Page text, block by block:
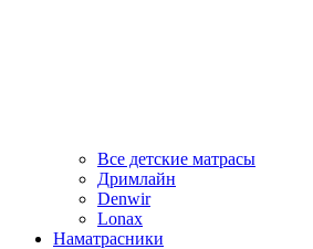
Все детские матрасы
Дримлайн
Denwir
Lonax
Наматрасники